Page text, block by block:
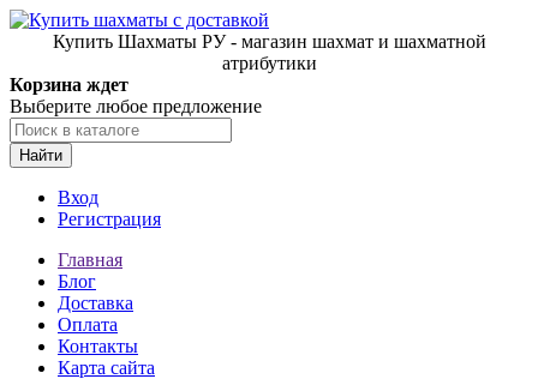
Купить Шахматы РУ - магазин шахмат и шахматной
атрибутики
Корзина ждет
Выберите любое предложение
Найти
Вход
Регистрация
Главная
Блог
Доставка
Оплата
Контакты
Карта сайта